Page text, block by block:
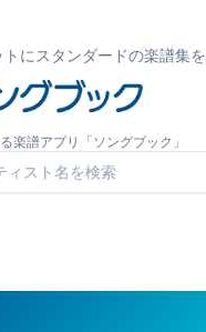
にスタンダードの楽譜集を
楽譜アプリ「ソングブック」